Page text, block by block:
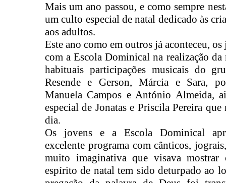
Mais um ano passou, e como sempre
um culto especial de natal dedicado às
aos adultos.
Este ano como em outros já aconteceu,
com a Escola Dominical na realização da
habituais participações musicais do
Resende e Gerson, Márcia e Sara,
Manuela Campos e António Almeida,
especial de Jonatas e Priscila Pereira que
dia.
Os jovens e a Escola Dominical
excelente programa com cânticos,
muito imaginativa que visava
espírito de natal tem sido deturpado ao